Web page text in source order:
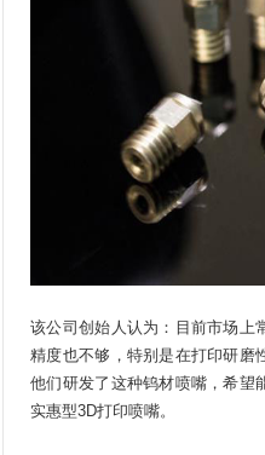
该公司创始人认为：目前市场上
精度也不够，特别是在打印研磨
他们研发了这种钨材喷嘴，希望
实惠型3D打印喷嘴。